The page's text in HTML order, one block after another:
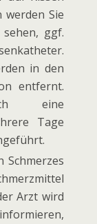
werden Sie
ggf.
in den
entfernt.
eine
Tage
Arzt wird